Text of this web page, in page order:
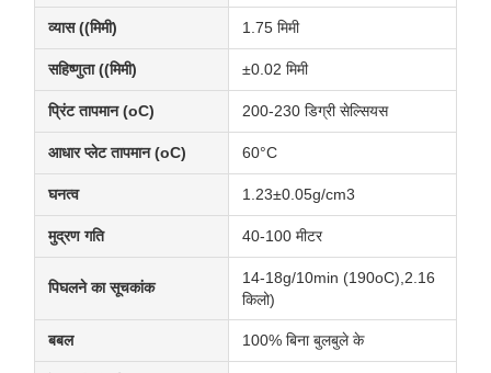
व्यास ((मिमी) 1.75 मिमी
सहिष्णुता ((मिमी) ±0.02 मिमी
प्रिंट तापमान (oC) 200-230 डिग्री सेल्सियस
आधार प्लेट तापमान (oC) 60°C
घनत्व 1.23±0.05g/cm3
मुद्रण गति 40-100 मीटर
पिघलने का सूचकांक
14-18g/10min (190oC),2.16
किलो)
बबल 100% बिना बुलबुले के